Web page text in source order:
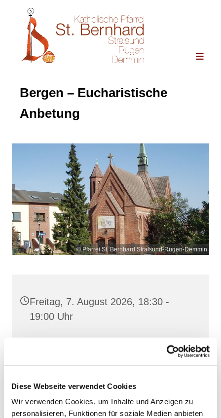
Diese Webseite verwendet Cookies
Wir verwenden Cookies, um Inhalte und Anzeigen zu
personalisieren, Funktionen für soziale Medien anbieten
Bergen – Eucharistische
Anbetung
© Pfarrei St. Bernhard Stralsund-Rügen-Demmin
Freitag, 7. August 2026, 18:30 -
19:00 Uhr
Clementstraße 1, 18528 Bergen auf